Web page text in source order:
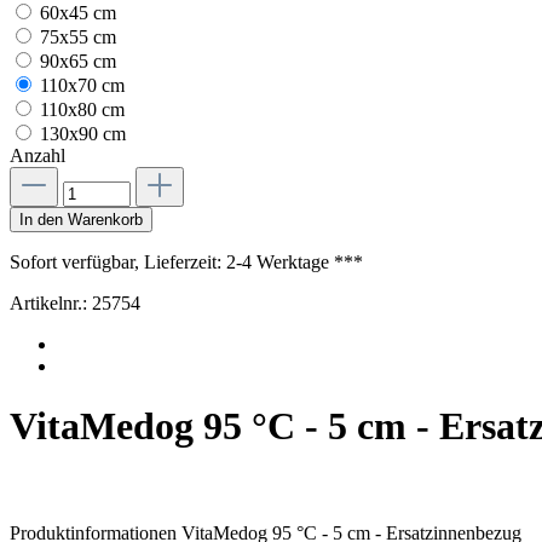
60x45 cm
75x55 cm
90x65 cm
110x70 cm
110x80 cm
130x90 cm
Anzahl
In den Warenkorb
Sofort verfügbar, Lieferzeit: 2-4 Werktage ***
Artikelnr.: 25754
VitaMedog 95 °C - 5 cm -
Produktinformationen VitaMedog 95 °C - 5 cm - Ersatzinnenbezug